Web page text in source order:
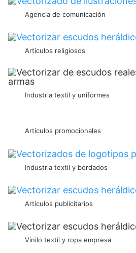
Agencia de comunicación
Artículos religiosos
Industria textil y uniformes
Artículos promocionales
Industria textil y bordados
Artículos publicitarios
Vinilo textil y ropa empresa